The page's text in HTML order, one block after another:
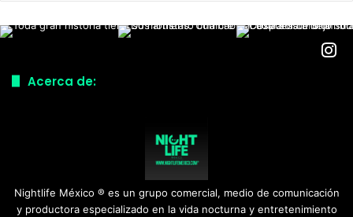
Acerca de:
Nightlife México ® es un grupo comercial, medio de comunicación
y productora especializado en la vida nocturna y entretenimiento